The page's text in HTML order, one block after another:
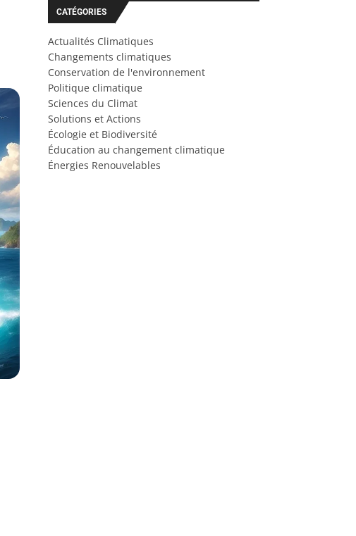
CATÉGORIES
Actualités Climatiques
Changements climatiques
Conservation de l'environnement
Politique climatique
Sciences du Climat
Solutions et Actions
Écologie et Biodiversité
Éducation au changement climatique
Énergies Renouvelables